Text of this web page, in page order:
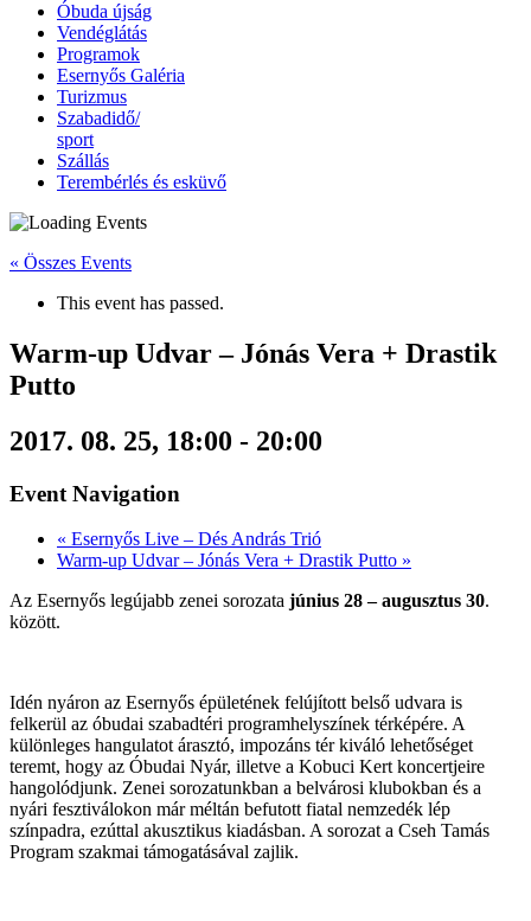
Óbuda újság
Vendéglátás
Programok
Esernyős Galéria
Turizmus
Szabadidő/
sport
Szállás
Terembérlés és esküvő
« Összes Events
This event has passed.
Warm-up Udvar – Jónás Vera + Drastik
Putto
2017. 08. 25, 18:00 - 20:00
Event Navigation
« Esernyős Live – Dés András Trió
Warm-up Udvar – Jónás Vera + Drastik Putto »
Az Esernyős legújabb zenei sorozata június 28 – augusztus 30.
között.
Idén nyáron az Esernyős épületének felújított belső udvara is
felkerül az óbudai szabadtéri programhelyszínek térképére. A
különleges hangulatot árasztó, impozáns tér kiváló lehetőséget
teremt, hogy az Óbudai Nyár, illetve a Kobuci Kert koncertjeire
hangolódjunk. Zenei sorozatunkban a belvárosi klubokban és a
nyári fesztiválokon már méltán befutott fiatal nemzedék lép
színpadra, ezúttal akusztikus kiadásban. A sorozat a Cseh Tamás
Program szakmai támogatásával zajlik.